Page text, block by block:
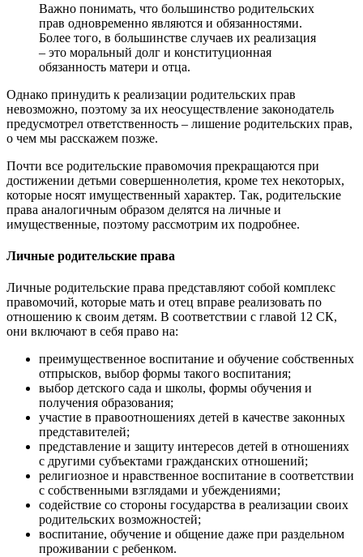
Важно понимать, что большинство родительских
прав одновременно являются и обязанностями.
Более того, в большинстве случаев их реализация
– это моральный долг и конституционная
обязанность матери и отца.
Однако принудить к реализации родительских прав
невозможно, поэтому за их неосуществление законодатель
предусмотрел ответственность – лишение родительских прав,
о чем мы расскажем позже.
Почти все родительские правомочия прекращаются при
достижении детьми совершеннолетия, кроме тех некоторых,
которые носят имущественный характер. Так, родительские
права аналогичным образом делятся на личные и
имущественные, поэтому рассмотрим их подробнее.
Личные родительские права
Личные родительские права представляют собой комплекс
правомочий, которые мать и отец вправе реализовать по
отношению к своим детям. В соответствии с главой 12 СК,
они включают в себя право на:
преимущественное воспитание и обучение собственных
отпрысков, выбор формы такого воспитания;
выбор детского сада и школы, формы обучения и
получения образования;
участие в правоотношениях детей в качестве законных
представителей;
представление и защиту интересов детей в отношениях
с другими субъектами гражданских отношений;
религиозное и нравственное воспитание в соответствии
с собственными взглядами и убеждениями;
содействие со стороны государства в реализации своих
родительских возможностей;
воспитание, обучение и общение даже при раздельном
проживании с ребенком.